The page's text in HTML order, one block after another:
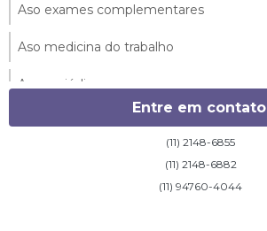
Aso exames complementares
Aso medicina do trabalho
Aso periódico
Entre em contato
(11) 2148-6855
(11) 2148-6882
(11) 94760-4044